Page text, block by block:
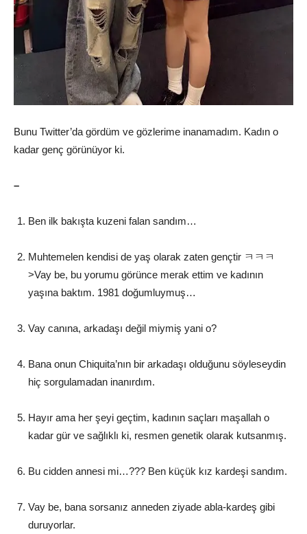
Bunu Twitter’da gördüm ve gözlerime inanamadım. Kadın o
kadar genç görünüyor ki.
–
Ben ilk bakışta kuzeni falan sandım…
Muhtemelen kendisi de yaş olarak zaten gençtir ㅋㅋㅋ
>Vay be, bu yorumu görünce merak ettim ve kadının
yaşına baktım. 1981 doğumluymuş…
Vay canına, arkadaşı değil miymiş yani o?
Bana onun Chiquita’nın bir arkadaşı olduğunu söyleseydin
hiç sorgulamadan inanırdım.
Hayır ama her şeyi geçtim, kadının saçları maşallah o
kadar gür ve sağlıklı ki, resmen genetik olarak kutsanmış.
Bu cidden annesi mi…??? Ben küçük kız kardeşi sandım.
Vay be, bana sorsanız anneden ziyade abla-kardeş gibi
duruyorlar.